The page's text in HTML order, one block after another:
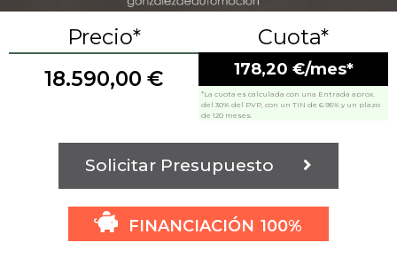
Precio*
18.590,00 €
Cuota*
178,20 €/mes*
*La cuota es calculada con una Entrada aprox.
del 30% del PVP, con un TIN de 6.95% y un plazo
de 120 meses.
Solicitar Presupuesto
FINANCIACIÓN 100%